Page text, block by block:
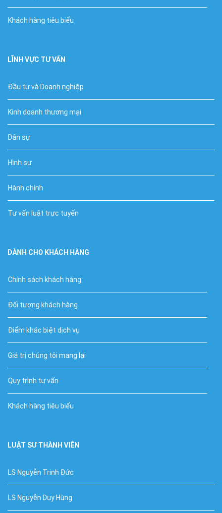
Khách hàng tiêu biểu
LĨNH VỰC TƯ VẤN
Đầu tư và Doanh nghiệp
Kinh doanh thương mại
Dân sự
Hình sự
Hành chính
Tư vấn luật trực tuyến
DÀNH CHO KHÁCH HÀNG
Chính sách khách hàng
Đối tượng khách hàng
Điểm khác biệt dịch vụ
Giá trị chúng tôi mang lại
Quy trình tư vấn
Khách hàng tiêu biểu
LUẬT SƯ THÀNH VIÊN
LS Nguyễn Trinh Đức
LS Nguyễn Duy Hùng